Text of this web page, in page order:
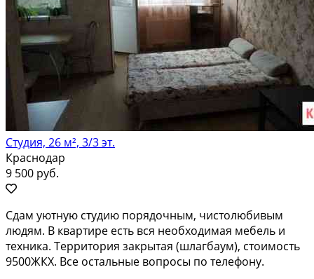
Студия, 26 м², 3/3 эт.
Краснодар
9 500 руб.
Сдам уютную студию порядочным, чистолюбивым
людям. В квартире есть вся необходимая мебель и
техника. Территория закрытая (шлагбаум), стоимость
9500ЖКХ. Все остальные вопросы по телефону.